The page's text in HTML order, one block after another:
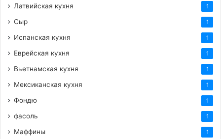
Латвийская кухня 1
Сыр 1
Испанская кухня 1
Еврейская кухня 1
Вьетнамская кухня 1
Мексиканская кухня 1
Фондю 1
фасоль 1
Маффины 1